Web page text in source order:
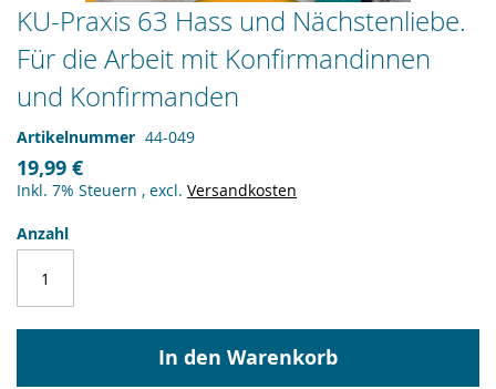
KU-Praxis 63 Hass und Nächstenliebe.
Für die Arbeit mit Konfirmandinnen
und Konfirmanden
Artikelnummer 44-049
19,99 €
Inkl. 7% Steuern , excl. Versandkosten
Anzahl
In den Warenkorb
Zum
Anfang
der
Bildergalerie
springen